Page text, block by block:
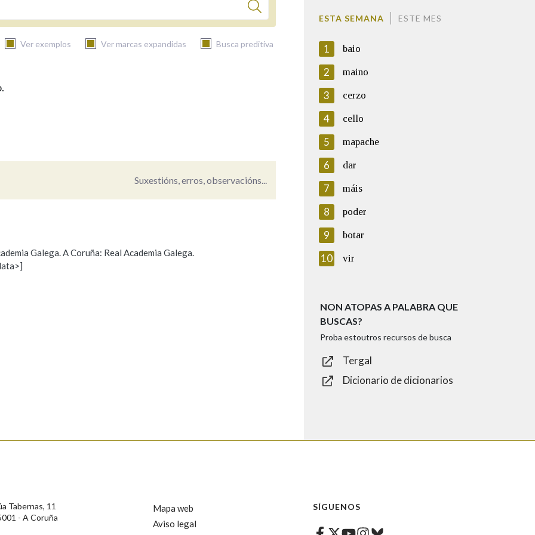
Ver exemplos Ver marcas expandidas Busca preditiva
Suxestións, erros, observacións...
oposición e cancelación dos seus datos poñéndose en contacto
Galega. A Coruña: Real Academia Galega.
ESTA SEMANA ESTE MES
1 baio
2 maino
3 cerzo
4 cello
5 mapache
6 dar
7 máis
8 poder
9 botar
10 vir
NON ATOPAS A PALABRA QUE
BUSCAS?
Proba estoutros recursos de busca
Tergal
Dicionario de dicionarios
Tabernas, 11
- A Coruña
Mapa web
Aviso legal
SÍGUENOS
Facebook
Twitter
Youtube
Instagram
Bluesky